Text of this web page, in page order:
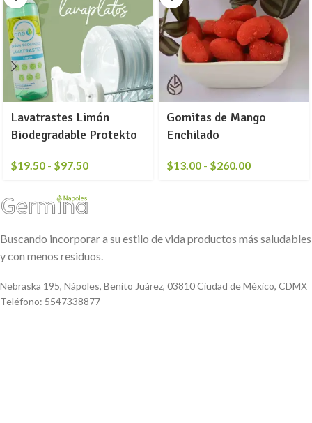
Lavatrastes Limón
Biodegradable Protekto
$19.50 - $97.50
Gomitas de Mango
Enchilado
$13.00 - $260.00
Buscando incorporar a su estilo de vida productos más saludables
y con menos residuos.
Nebraska 195, Nápoles, Benito Juárez, 03810 Ciudad de México, CDMX
Teléfono: 5547338877